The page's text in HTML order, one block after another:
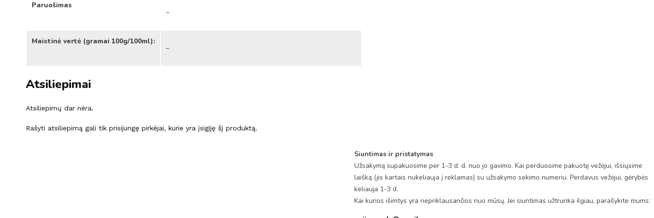
Paruošimas
–
Maistinė vertė (gramai 100g/100ml):
–
Atsiliepimai
Atsiliepimų dar nėra.
Rašyti atsiliepimą gali tik prisijungę pirkėjai, kurie yra įsigiję šį produktą.
Siuntimas ir pristatymas
Užsakymą supakuosime per 1-3 d. d. nuo jo gavimo. Kai perduosime pakuotę vežėjui, išsiųsime
laišką (jis kartais nukeliauja į reklamas) su užsakymo sekimo numeriu. Perdavus vežėjui, gėrybės
keliauja 1-3 d.
Kai kurios išimtys yra nepriklausančios nuo mūsų. Jei siuntimas užtrunka ilgiau, parašykite mums: